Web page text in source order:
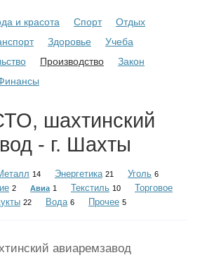
Объявления
Инфо
и красота Спорт
Отдых
Здоровье
Учеба
Производство
Закон
шахтинский
- г. Шахты
14 Энергетика 21 Уголь 6
2 Авиа 1 Текстиль 10
Торговое
22 Вода 6 Прочее 5
авиаремзавод